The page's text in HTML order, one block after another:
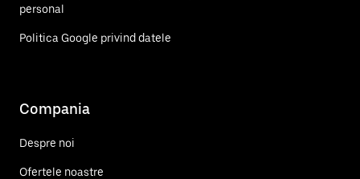
personal
Politica Google privind datele
Compania
Despre noi
Ofertele noastre